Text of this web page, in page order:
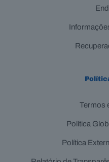
Termos
Política
Política